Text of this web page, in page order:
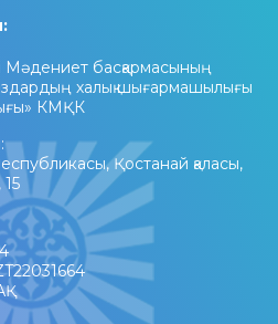
Мәдениет басқармасының
халық шығармашылығы
КМҚК
Қостанай қаласы,